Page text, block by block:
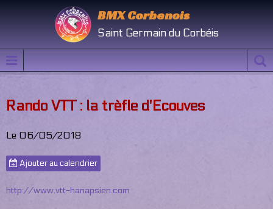
BMX Corbenois
Saint Germain du Corbéis
Rando VTT : la trèfle d'Ecouves
Le 06/05/2018
Ajouter au calendrier
http://www.vtt-hanapsien.com